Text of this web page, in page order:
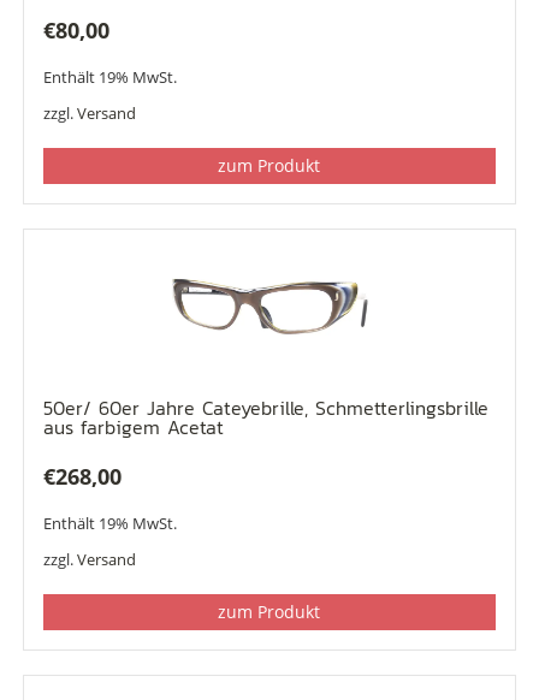
€80,00
Enthält 19% MwSt.
zzgl.Versand
zum Produkt
50er/ 60er Jahre Cateyebrille, Schmetterlingsbrille
aus farbigem Acetat
€268,00
Enthält 19% MwSt.
zzgl.Versand
zum Produkt